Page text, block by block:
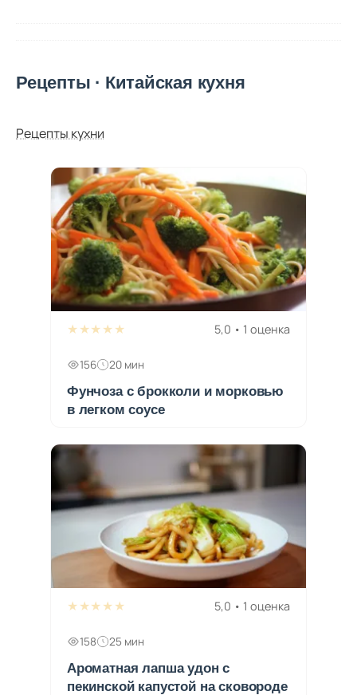
Рецепты · Китайская кухня
Рецепты кухни
★★★★★ 5,0 • 1 оценка
156 20 мин
Фунчоза с брокколи и морковью
в легком соусе
★★★★★ 5,0 • 1 оценка
158 25 мин
Ароматная лапша удон с
пекинской капустой на сковороде